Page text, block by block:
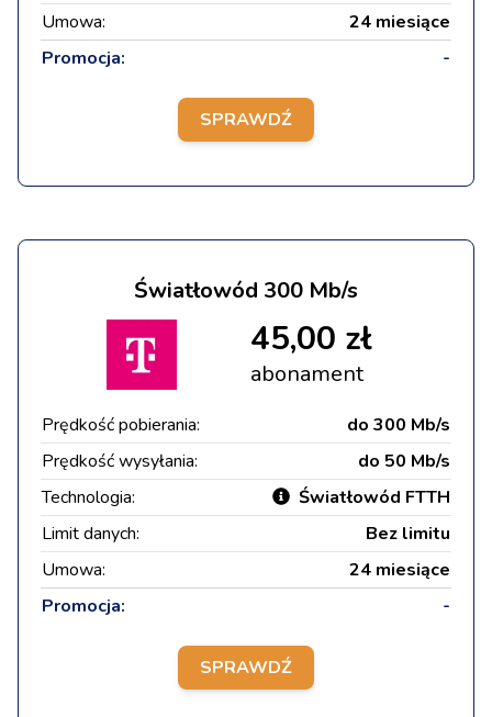
Umowa:
24 miesiące
Promocja:
-
SPRAWDŹ
Światłowód 300 Mb/s
45,00 zł
abonament
Prędkość pobierania:
do 300 Mb/s
Prędkość wysyłania:
do 50 Mb/s
Technologia:
Światłowód FTTH
Limit danych:
Bez limitu
Umowa:
24 miesiące
Promocja:
-
SPRAWDŹ